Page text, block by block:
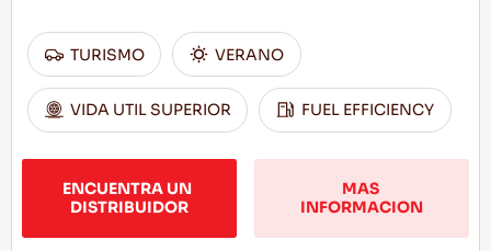
TURISMO VERANO
VIDA UTIL SUPERIOR FUEL EFFICIENCY
ENCUENTRA UN
DISTRIBUIDOR
MAS
INFORMACION